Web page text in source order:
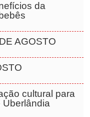
da
AGOSTO
cultural para